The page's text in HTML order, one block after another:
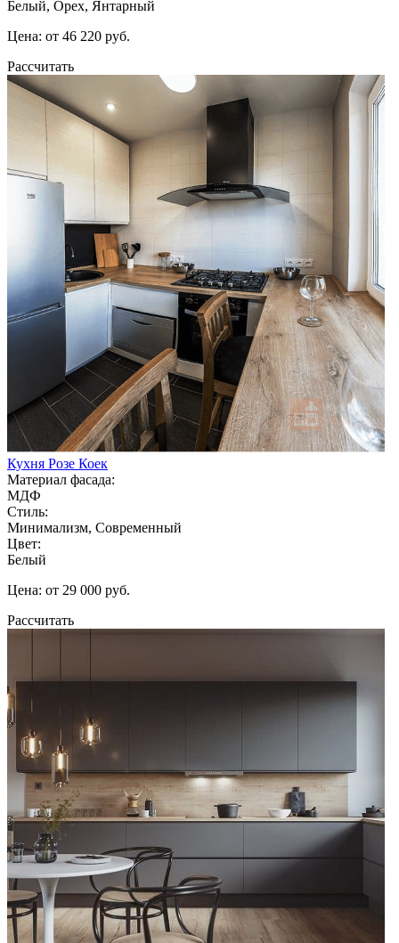
Белый, Орех, Янтарный
Цена: от 46 220 руб.
Рассчитать
Кухня Розе Коек
Материал фасада:
МДФ
Стиль:
Минимализм, Современный
Цвет:
Белый
Цена: от 29 000 руб.
Рассчитать